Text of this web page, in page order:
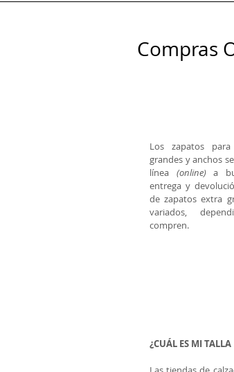
Compras
Los zapatos
grandes y anchos
línea (online) a
entrega y
de zapatos extra
variados,
compren.
¿CUÁL ES MI